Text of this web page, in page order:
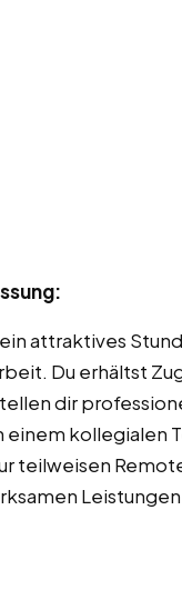
attraktives
Du erhältst
dir
kollegialen
teilweisen